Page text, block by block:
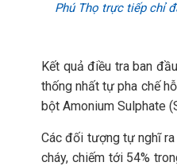
Phú Thọ trực tiếp chỉ
Kết quả điều tra ban
thống nhất tự pha chế
bột Amonium Sulphate
Các đối tượng tự nghĩ
cháy, chiếm tới 54%